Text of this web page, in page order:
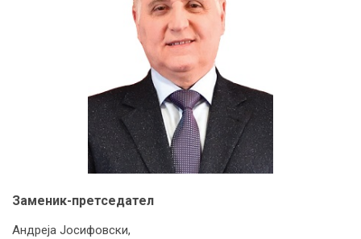
Заменик-претседател
Андреја Јосифовски,